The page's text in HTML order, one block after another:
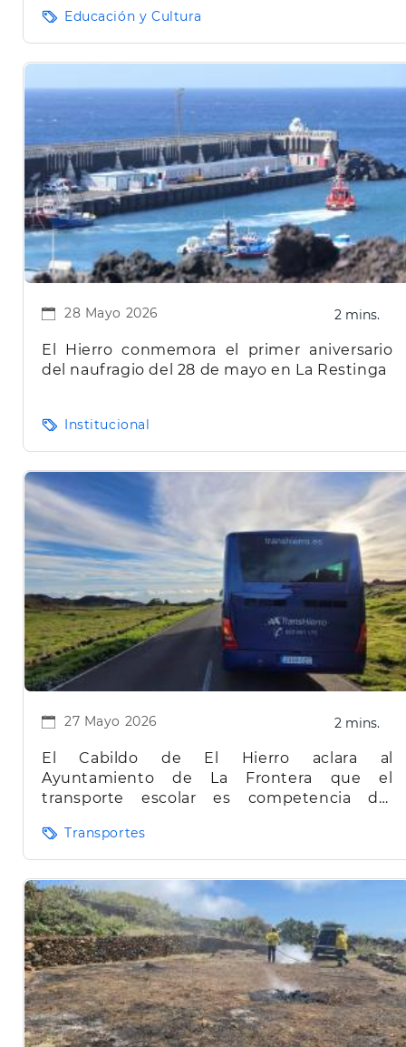
Educación y Cultura
28 Mayo 2026 2 mins.
El Hierro conmemora el primer aniversario
del naufragio del 28 de mayo en La Restinga
Institucional
27 Mayo 2026 2 mins.
El Cabildo de El Hierro aclara al
Ayuntamiento de La Frontera que el
transporte escolar es competencia del
Transportes